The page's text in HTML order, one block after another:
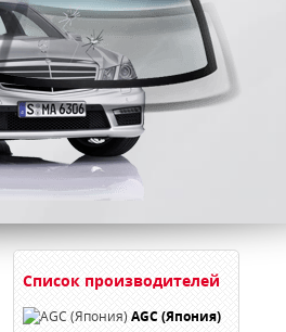
до места
комплект вПОДАРОК!
Список производителей
AGC (Япония)